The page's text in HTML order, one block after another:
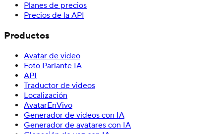
Planes de precios
Precios de la API
Productos
Avatar de video
Foto Parlante IA
API
Traductor de videos
Localización
AvatarEnVivo
Generador de videos con IA
Generador de avatares con IA